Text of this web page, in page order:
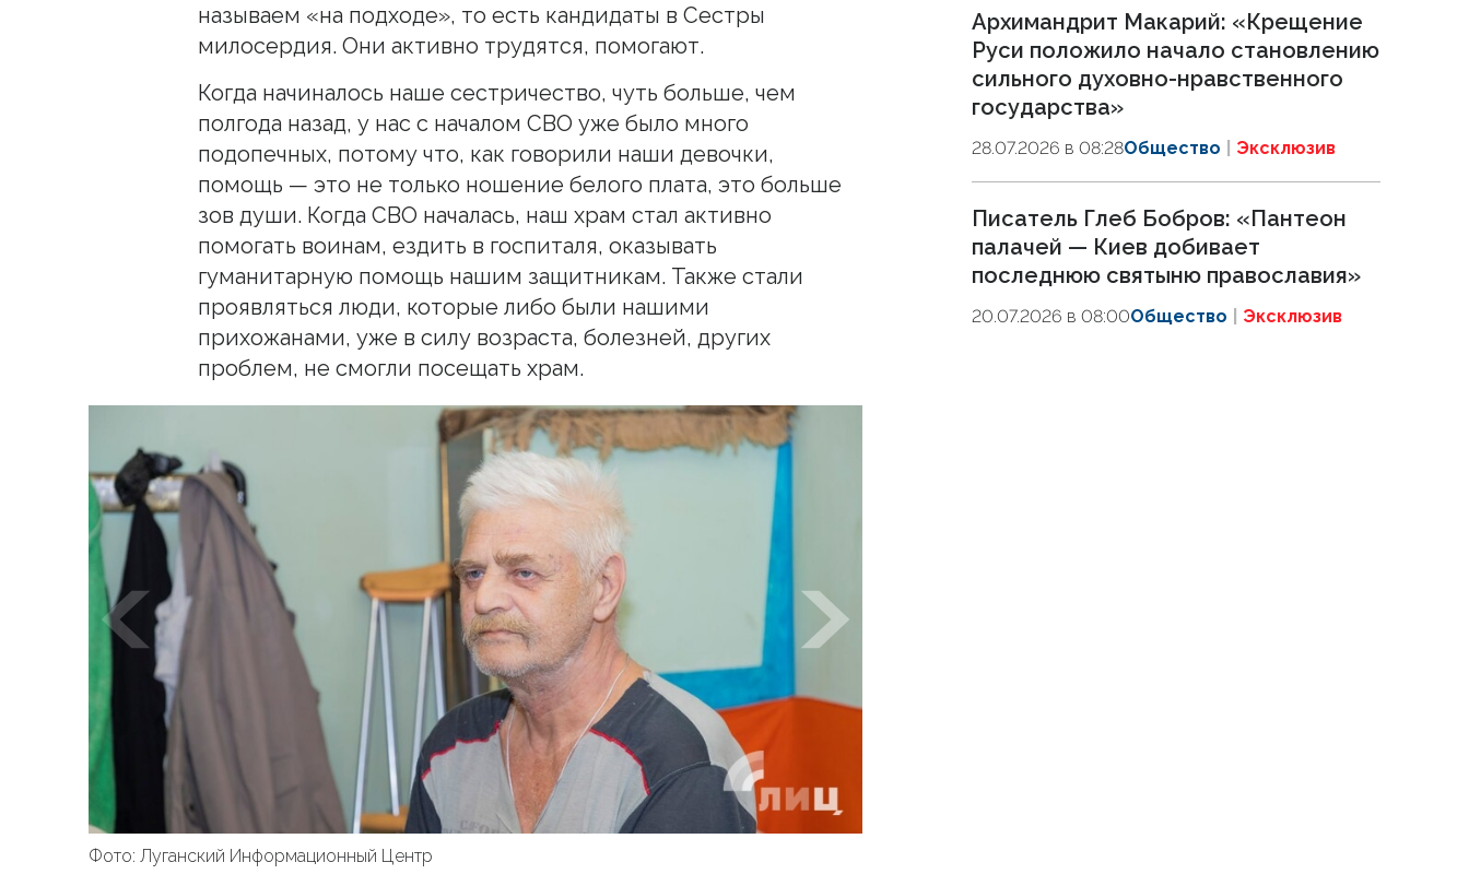
называем «на подходе», то есть кандидаты в Сестры
милосердия. Они активно трудятся, помогают.
Когда начиналось наше сестричество, чуть больше, чем
полгода назад, у нас с началом СВО уже было много
подопечных, потому что, как говорили наши девочки,
помощь — это не только ношение белого плата, это больше
зов души. Когда СВО началась, наш храм стал активно
помогать воинам, ездить в госпиталя, оказывать
гуманитарную помощь нашим защитникам. Также стали
проявляться люди, которые либо были нашими
прихожанами, уже в силу возраста, болезней, других
проблем, не смогли посещать храм.
Фото: Луганский Информационный Центр
Архимандрит Макарий: «Крещение
Руси положило начало становлению
сильного духовно-нравственного
государства»
28.07.2026 в 08:28Общество Эксклюзив
Писатель Глеб Бобров: «Пантеон
палачей — Киев добивает
последнюю святыню православия»
20.07.2026 в 08:00Общество Эксклюзив